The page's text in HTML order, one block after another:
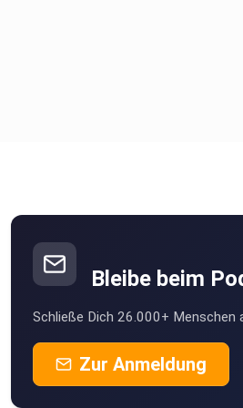
Bleibe beim
Schließe Dich 26.000+ Menschen
Zur Anmeldung